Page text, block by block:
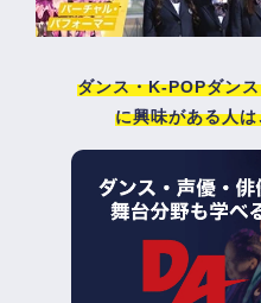
ダンス・K-POPダン
に興味がある人